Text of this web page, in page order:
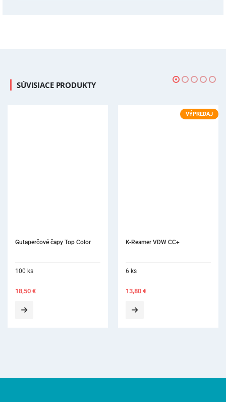
SÚVISIACE PRODUKTY
VÝPREDAJ
K-Reamer VDW CC+
6 ks
13,80 €